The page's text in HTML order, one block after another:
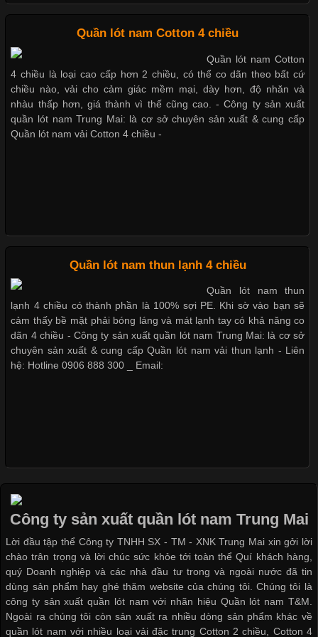
Trong những năm gần đây, vải Bamboo đang trở thành một
trong những chất liệu được yêu thích trong ngành thời trang
nhờ đặc tính mềm mại, thoáng khí và thân thiện với môi trường.
Không chỉ được ứng dụng trong quần áo thường ngày, loại vải
này còn xuất hiện nhiều trong các sản phẩm đồ lót
Vải thun là một trong những chất liệu được sử dụng rộng rãi
nhất trong ngành thời trang nhờ đặc tính co giãn, mềm mại và
thoải mái khi mặc. Từ áo thun, đồ thể thao cho đến đồ lót nam,
vải thun luôn đóng vai trò quan trọng trong quá trình sản xuất.
Hiện nay, nhu cầu tìm kiếm quần lót nam giá
thuộc và được sử dụng phổ biến nhất hiện nay. Không chỉ đa
dạng về màu sắc hay chất liệu, áo thun còn có nhiều form dáng
khác nhau để phù hợp với từng phong cách thời trang và nhu
cầu
Khám Phá Áo Phông Trang Phục Phổ Biến Nhất Hiện Nay
thun lạnh giá rẻ
Dễ chịu hơn với quần lót nam
giá rẻ vải Cotton 4 chiều
Thị hiều quần lót nam bơi lội
Giặt và bảo quản quần lót nam
đúng cách
Mẫu quần lót nam giá rẻ sốt hè
2017
Quần lót nam Cotton 4 chiều
Quần lót nam Cotton
4 chiều là loại cao cấp hơn 2 chiều, có thể co dãn theo bất cứ
chiều nào, vải cho cảm giác mềm mại, dày hơn, độ nhăn và
nhàu thấp hơn, giá thành vì thế cũng cao. - Công ty sản xuất
quần lót nam Trung Mai: là cơ sở chuyên sản xuất & cung cấp
Quần lót nam vải Cotton 4 chiều -
Quần lót nam thun lạnh 4 chiều
Quần lót nam thun
lạnh 4 chiều có thành phần là 100% sợi PE. Khi sờ vào bạn sẽ
cảm thấy bề mặt phải bóng láng và mát lạnh tay có khả năng co
dãn 4 chiều - Công ty sản xuất quần lót nam Trung Mai: là cơ sở
chuyên sản xuất & cung cấp Quần lót nam vải thun lạnh - Liên
hệ: Hotline 0906 888 300 _ Email:
Công ty sản xuất quần lót nam Trung Mai
Lời đầu tập thể Công ty TNHH SX - TM - XNK Trung Mai xin gởi lời
chào trân trọng và lời chúc sức khỏe tới toàn thể Quí khách hàng,
quý Doanh nghiệp và các nhà đầu tư trong và ngoài nước đã tin
dùng sản phẩm hay ghé thăm website của chúng tôi. Chúng tôi là
công ty sản xuất quần lót nam với nhãn hiệu Quần lót nam T&M.
Ngoài ra chúng tôi còn sản xuất ra nhiều dòng sản phẩm khác về
quần lót nam với nhiều loại vải đặc trung Cotton 2 chiều, Cotton 4